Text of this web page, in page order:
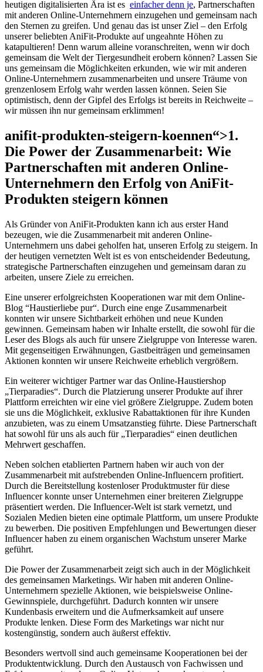
heutigen digitalisierten Ära ist ‍es ‍ einfacher denn je, Partnerschaften
mit⁤ anderen⁤ Online-Unternehmern einzugehen und ⁢gemeinsam nach
den Sternen zu greifen. Und⁣ genau das ist​ unser Ziel – den Erfolg⁣
unserer ⁤beliebten​ AniFit-Produkte​ auf⁢ ungeahnte Höhen zu
⁢katapultieren! Denn warum alleine voranschreiten, wenn wir​ doch
gemeinsam die Welt⁢ der ⁢Tiergesundheit erobern ‌können? Lassen Sie
uns gemeinsam⁣ die Möglichkeiten erkunden, wie ​wir mit ⁣anderen
Online-Unternehmern zusammenarbeiten und unsere Träume von
grenzenlosem ⁣Erfolg wahr werden lassen ⁣können. Seien Sie
optimistisch,⁤ denn der Gipfel des Erfolgs ist bereits in Reichweite –
wir müssen ihn nur⁣ gemeinsam erklimmen!
anifit-produkten-steigern-koennen“>1.
Die Power der Zusammenarbeit: Wie
Partnerschaften mit anderen Online-
Unternehmern den Erfolg von AniFit-
Produkten steigern können
Als Gründer von AniFit-Produkten kann ich aus ⁤erster Hand
bezeugen, ​wie die Zusammenarbeit mit anderen Online-
Unternehmern uns dabei geholfen hat, unseren Erfolg zu⁢ steigern. In
der heutigen vernetzten⁢ Welt ist es von entscheidender‌ Bedeutung,
strategische Partnerschaften einzugehen⁢ und gemeinsam daran zu
arbeiten, ‌unsere Ziele‌ zu erreichen.
Eine‌ unserer erfolgreichsten Kooperationen⁣ war mit dem Online-
Blog ⁣“Haustierliebe pur“. Durch ​eine enge Zusammenarbeit
konnten wir unsere ‌Sichtbarkeit erhöhen und neue Kunden⁢
gewinnen. Gemeinsam haben wir Inhalte erstellt, die sowohl für die
⁤Leser‌ des⁣ Blogs⁤ als auch für unsere Zielgruppe von Interesse ⁤waren.
Mit gegenseitigen Erwähnungen, Gastbeiträgen​ und gemeinsamen
‌Aktionen konnten wir unsere Reichweite erheblich vergrößern.
Ein⁤ weiterer wichtiger Partner war​ das Online-Haustiershop
„Tierparadies“. ⁣Durch die Platzierung unserer Produkte auf ihrer
Plattform erreichten wir eine viel größere Zielgruppe. ⁢Zudem boten
sie uns die ‌Möglichkeit, exklusive Rabattaktionen für ihre Kunden
anzubieten, was zu einem Umsatzanstieg führte. Diese Partnerschaft
hat sowohl für uns als auch für „Tierparadies“⁣ einen deutlichen
Mehrwert geschaffen.
Neben solchen etablierten Partnern haben wir auch von der
Zusammenarbeit mit aufstrebenden⁣ Online-Influencern profitiert.⁤
Durch die ⁢Bereitstellung kostenloser Produktmuster⁤ für⁤ diese
Influencer ​konnte unser Unternehmen einer ⁤breiteren Zielgruppe
präsentiert werden. Die ‍Influencer-Welt⁤ ist⁢ stark vernetzt, und
‌Sozialen Medien bieten eine​ optimale Plattform, um unsere Produkte
zu bewerben. Die ‍positiven Empfehlungen und Bewertungen‍ dieser
Influencer haben zu einem organischen ⁢Wachstum unserer Marke
geführt.
Die‍ Power ‍der Zusammenarbeit zeigt ⁢sich auch‍ in der Möglichkeit
des gemeinsamen Marketings. ‍Wir haben⁢ mit anderen Online-
Unternehmern spezielle Aktionen, wie beispielsweise Online-
Gewinnspiele, durchgeführt. Dadurch‍ konnten wir unsere
Kundenbasis erweitern und die Aufmerksamkeit auf ​unsere
Produkte‍ lenken. Diese Form des ‌Marketings war nicht nur
kostengünstig, sondern auch äußerst effektiv.
Besonders ‍wertvoll sind‌ auch⁢ gemeinsame Kooperationen bei der
Produktentwicklung. Durch den Austausch‍ von Fachwissen und